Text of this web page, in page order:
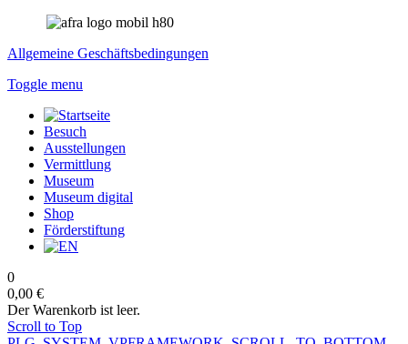
Allgemeine Geschäftsbedingungen
Toggle menu
Besuch
Ausstellungen
Vermittlung
Museum
Museum digital
Shop
Förderstiftung
0
0,00 €
Der Warenkorb ist leer.
Scroll to Top